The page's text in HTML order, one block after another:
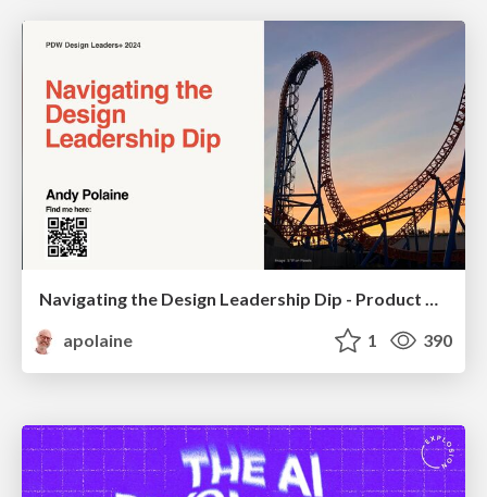
Navigating the Design Leadership Dip - Product Design Week Design Leaders+ Conference 2024
apolaine
1 390